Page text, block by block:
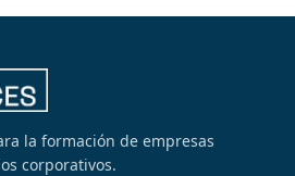
la formación de empresas
corporativos.